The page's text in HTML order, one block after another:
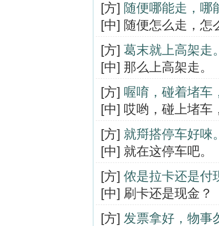
[方] 随便哪能走，哪
[中] 随便怎么走，怎
[方] 葛末就上高架走
[中] 那么上高架走。
[方] 喔唷，碰着堵车
[中] 哎哟，碰上堵车
[方] 就搿搭停车好唻
[中] 就在这停车吧。
[方] 侬是拉卡还是付
[中] 刷卡还是现金？
[方] 发票拿好，物事